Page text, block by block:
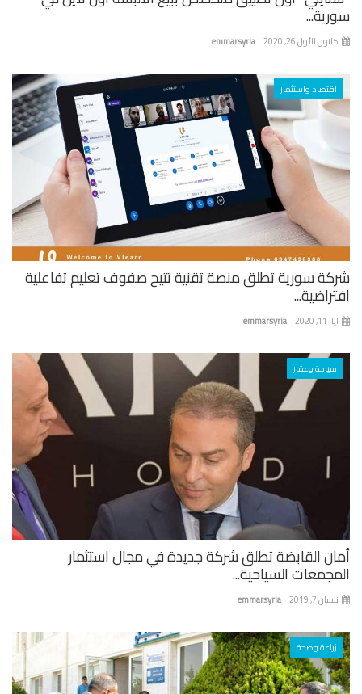
emmarsyria الأول 26, 2020
اقتصاد واستثمار
سورية تطلق منصة تقنية تتيح صفوف تعليم تفاعلية
emmarsyria
سياحة وعقار
القابضة تطلق شركة جديدة في مجال استثمار
السياحية...
emmarsyria 7, 2019
زراعة وصحة